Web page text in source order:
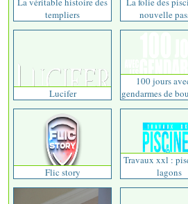
templiers
nouvelle
Lucifer
100 jours
gendarmes de
Flic story
Travaux xxl :
lagons